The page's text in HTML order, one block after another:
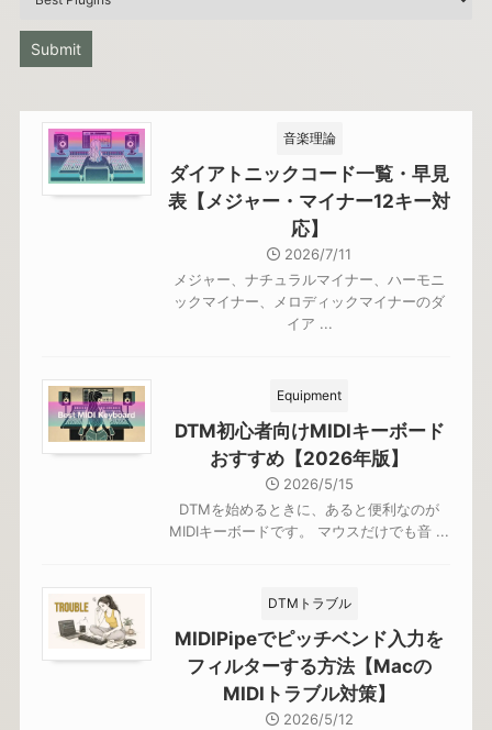
音楽理論
ダイアトニックコード一覧・早見
表【メジャー・マイナー12キー対
応】
2026/7/11
メジャー、ナチュラルマイナー、ハーモニ
ックマイナー、メロディックマイナーのダ
イア ...
Equipment
DTM初心者向けMIDIキーボード
おすすめ【2026年版】
2026/5/15
DTMを始めるときに、あると便利なのが
MIDIキーボードです。 マウスだけでも音 ...
DTMトラブル
MIDIPipeでピッチベンド入力を
フィルターする方法【Macの
MIDIトラブル対策】
2026/5/12